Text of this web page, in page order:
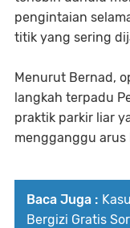
pengintaian
titik yang sering
Menurut Bernad,
langkah terpadu
praktik parkir liar
mengganggu arus
Baca Juga :
Bergizi Gratis